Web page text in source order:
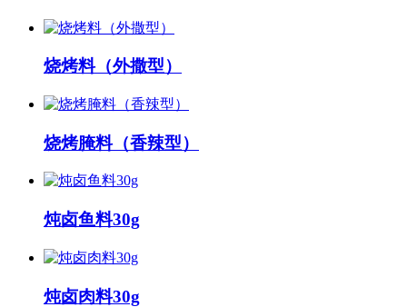
烧烤料（外撒型）
烧烤腌料（香辣型）
炖卤鱼料30g
炖卤肉料30g